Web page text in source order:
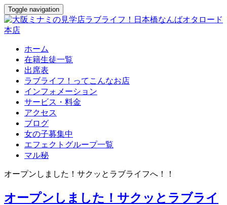
Toggle navigation
ホーム
在籍生徒一覧
出席表
ラブライフ！ってこんなお店
インフォメーション
サービス・料金
アクセス
ブログ
女の子募集中
エフェクトグループ一覧
マル秘
オープンしました！サクッとラブライフへ！！
オープンしました！サクッとラブライ